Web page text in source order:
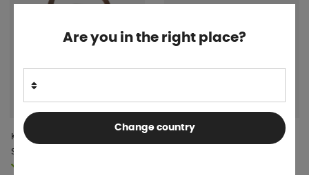
Keramisk Värmare
Sunnyflame
Are you in the right place?
Change country